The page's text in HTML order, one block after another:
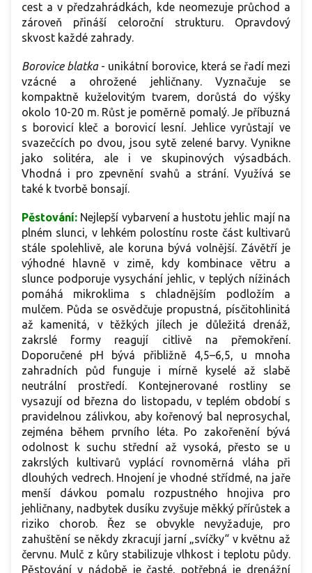
cest a v předzahrádkách, kde neomezuje průchod a
zároveň přináší celoroční strukturu. Opravdový
skvost každé zahrady.
Borovice blatka- unikátní borovice, která se řadí mezi
vzácné a ohrožené jehličnany. Vyznačuje se
kompaktně kuželovitým tvarem, dorůstá do výšky
okolo 10-20 m. Růst je poměrně pomalý. Je příbuzná
s borovicí kleč a borovicí lesní. Jehlice vyrůstají ve
svazečcích po dvou, jsou sytě zelené barvy. Vynikne
jako solitéra, ale i ve skupinových výsadbách.
Vhodná i pro zpevnění svahů a strání. Využívá se
také k tvorbě bonsají.
Pěstování: Nejlepší vybarvení a hustotu jehlic mají na
plném slunci, v lehkém polostínu roste část kultivarů
stále spolehlivě, ale koruna bývá volnější. Závětří je
výhodné hlavně v zimě, kdy kombinace větru a
slunce podporuje vysychání jehlic, v teplých nížinách
pomáhá mikroklima s chladnějším podložím a
mulčem. Půda se osvědčuje propustná, písčitohlinitá
až kamenitá, v těžkých jílech je důležitá drenáž,
zakrslé formy reagují citlivě na přemokření.
Doporučené pH bývá přibližně 4,5–6,5, u mnoha
zahradních půd funguje i mírně kyselé až slabě
neutrální prostředí. Kontejnerované rostliny se
vysazují od března do listopadu, v teplém období s
pravidelnou zálivkou, aby kořenový bal neprosychal,
zejména během prvního léta. Po zakořenění bývá
odolnost k suchu střední až vysoká, přesto se u
zakrslých kultivarů vyplácí rovnoměrná vláha při
dlouhých vedrech. Hnojení je vhodné střídmé, na jaře
menší dávkou pomalu rozpustného hnojiva pro
jehličnany, nadbytek dusíku zvyšuje měkký přírůstek a
riziko chorob. Řez se obvykle nevyžaduje, pro
zahuštění se někdy zkracují jarní „svíčky“ v květnu až
červnu. Mulč z kůry stabilizuje vlhkost i teplotu půdy.
Pěstování v nádobě je časté, potřebná je drenážní